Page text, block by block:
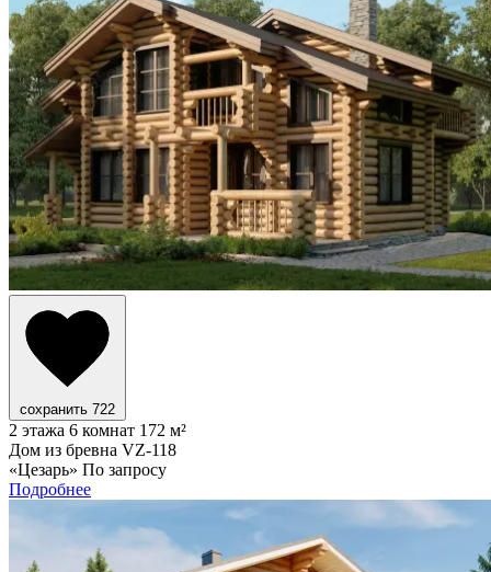
сохранить 722
2 этажа 6 комнат 172 м²
Дом из бревна VZ-118
«Цезарь» По запросу
Подробнее